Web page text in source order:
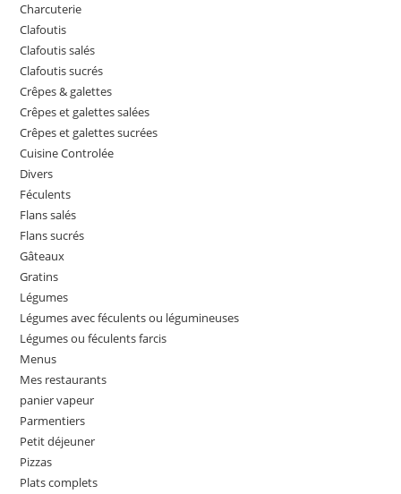
Charcuterie
Clafoutis
Clafoutis salés
Clafoutis sucrés
Crêpes & galettes
Crêpes et galettes salées
Crêpes et galettes sucrées
Cuisine Controlée
Divers
Féculents
Flans salés
Flans sucrés
Gâteaux
Gratins
Légumes
Légumes avec féculents ou légumineuses
Légumes ou féculents farcis
Menus
Mes restaurants
panier vapeur
Parmentiers
Petit déjeuner
Pizzas
Plats complets